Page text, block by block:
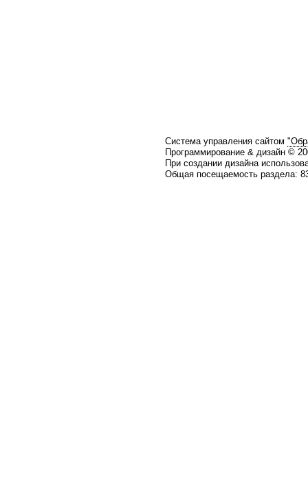
Система управления сайтом
Программирование & дизайн ©
При создании дизайна
Общая посещаемость раздела: